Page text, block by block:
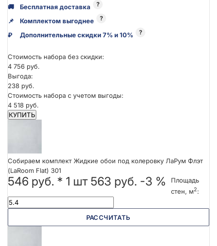
🚚 Бесплатная доставка ?
📌 Комплектом выгоднее ?
₽ Дополнительные скидки 7% и 10% ?
Стоимость набора без скидки:
4 756 руб.
Выгода:
238 руб.
Стоимость набора с учетом выгоды:
4 518 руб.
КУПИТЬ
Собираем комплект Жидкие обои под колеровку ЛаРум Флэт
(LaRoom Flat) 301
546 руб. * 1 шт 563 руб. -3 %
Площадь
стен, м2:
РАССЧИТАТЬ